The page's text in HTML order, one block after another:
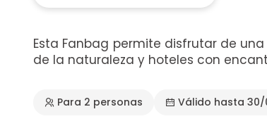
Esta Fanbag permite disfrutar de
de la naturaleza y hoteles con
Para 2 personas Válido hasta